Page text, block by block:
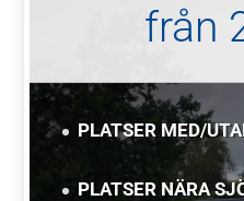
från
PLATSER MED/
PLATSER NÄRA